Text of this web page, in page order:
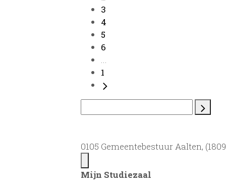
3
4
5
6
...
1
0105 Gemeentebestuur Aalten,
Mijn Studiezaal